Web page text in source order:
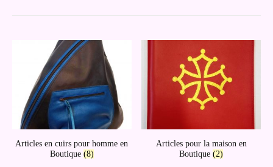
Articles en cuirs pour homme en
Boutique (8)
Articles pour la maison en
Boutique(2)